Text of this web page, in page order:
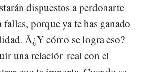
dispuestos a perdonarte
fallas, porque ya te has ganado
Â¿Y cómo se logra eso?
una relación real con el